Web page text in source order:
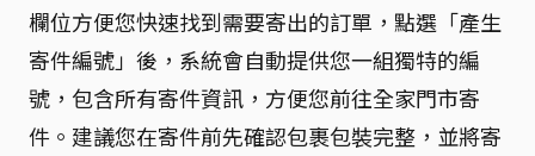
欄位方便您快速找到需要寄出的訂單，點選「產生
寄件編號」後，系統會自動提供您一組獨特的編
號，包含所有寄件資訊，方便您前往全家門市寄
件。建議您在寄件前先確認包裹包裝完整，並將寄